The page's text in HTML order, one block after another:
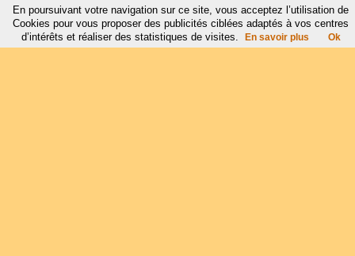
En poursuivant votre navigation sur ce site, vous acceptez l’utilisation de
Cookies pour vous proposer des publicités ciblées adaptés à vos centres
d’intérêts et réaliser des statistiques de visites.
En savoir plus Ok